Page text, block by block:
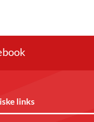
links